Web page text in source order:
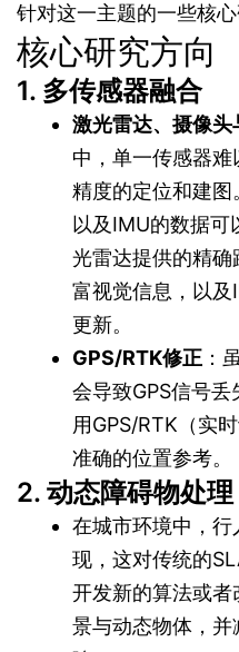
针对这一主题的一些核
核心研究方向
1. 多传感器融合
激光雷达、摄像头
中，单一传感器
精度的定位和建
以及IMU的数据可
光雷达提供的精
富视觉信息，以
更新。
GPS/RTK修正 ：
会导致GPS信号
用GPS/RTK（实
准确的位置参考。
2. 动态障碍物处理
在城市环境中，行
现，这对传统的
开发新的算法或
景与动态物体，